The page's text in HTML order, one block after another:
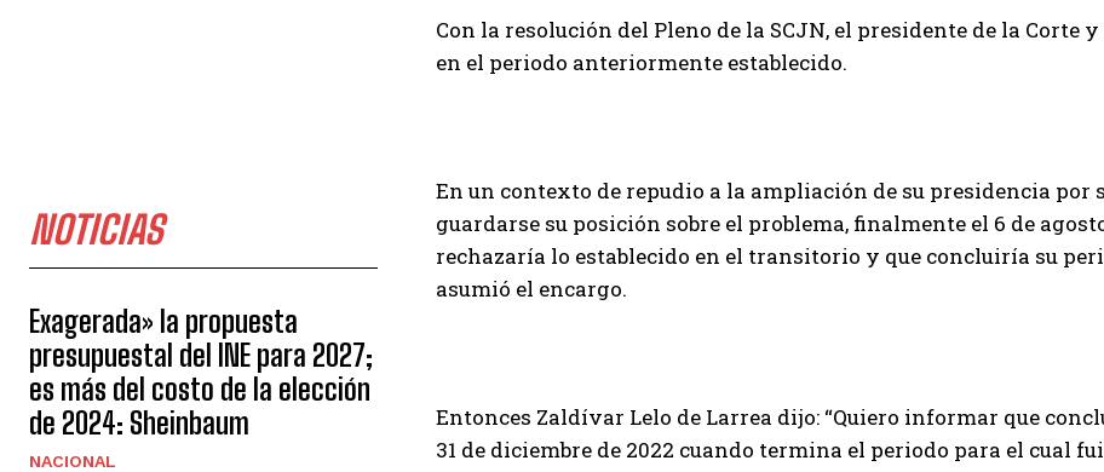
NOTICIAS
Exagerada» la propuesta
presupuestal del INE para 2027;
es más del costo de la elección
de 2024: Sheinbaum
NACIONAL
Con la resolución del Pleno de la SCJN, el presidente de la Corte
en el periodo anteriormente establecido.
En un contexto de repudio a la ampliación de su presidencia
guardarse su posición sobre el problema, finalmente el 6 de
rechazaría lo establecido en el transitorio y que concluiría su
asumió el encargo.
Entonces Zaldívar Lelo de Larrea dijo: “Quiero informar que
31 de diciembre de 2022 cuando termina el periodo para el cual